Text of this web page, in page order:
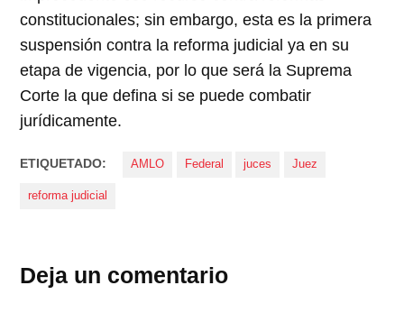
constitucionales; sin embargo, esta es la primera
suspensión contra la reforma judicial ya en su
etapa de vigencia, por lo que será la Suprema
Corte la que defina si se puede combatir
jurídicamente.
ETIQUETADO: AMLO Federal juces Juez
reforma judicial
Deja un comentario